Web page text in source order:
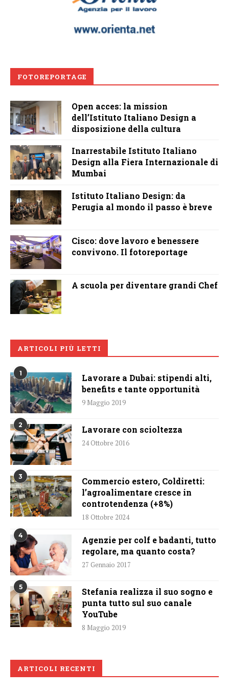
FOTOREPORTAGE
Open acces: la mission
dell’Istituto Italiano Design a
disposizione della cultura
Inarrestabile Istituto Italiano
Design alla Fiera Internazionale di
Mumbai
Istituto Italiano Design: da
Perugia al mondo il passo è breve
Cisco: dove lavoro e benessere
convivono. Il fotoreportage
A scuola per diventare grandi Chef
ARTICOLI PIÙ LETTI
1
Lavorare a Dubai: stipendi alti,
benefits e tante opportunità
9 Maggio 2019
2 Lavorare con scioltezza
24 Ottobre 2016
3
Commercio estero, Coldiretti:
l’agroalimentare cresce in
controtendenza (+8%)
18 Ottobre 2024
4
Agenzie per colf e badanti, tutto
regolare, ma quanto costa?
27 Gennaio 2017
5
Stefania realizza il suo sogno e
punta tutto sul suo canale
YouTube
8 Maggio 2019
ARTICOLI RECENTI